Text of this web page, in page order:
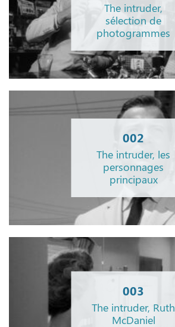
The intruder,
sélection de
photogrammes
002
The intruder, les
personnages
principaux
003
The intruder, Ruth
McDaniel